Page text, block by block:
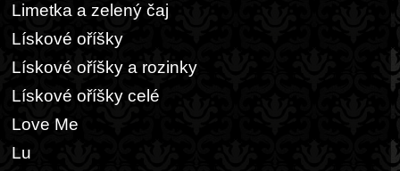
Limetka a zelený čaj
Lískové oříšky
Lískové oříšky a rozinky
Lískové oříšky celé
Love Me
Lu